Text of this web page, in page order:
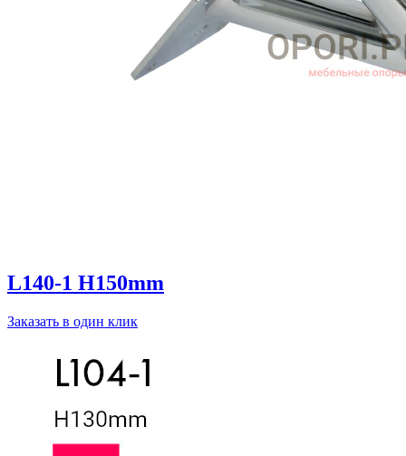
L140-1 H150mm
Заказать в один клик